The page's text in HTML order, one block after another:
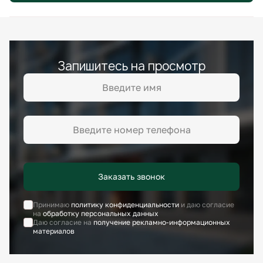
Запишитесь на просмотр
Заказать звонок
Принимаю политику конфиденциальностии даю согласие
на обработку персональных данных
Даю согласие на получение рекламно-информационных
материалов